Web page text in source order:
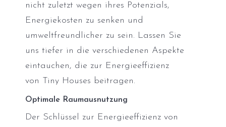
nicht zuletzt wegen ihres Potenzials,
Energiekosten zu senken und
umweltfreundlicher zu sein. Lassen Sie
uns tiefer in die verschiedenen Aspekte
eintauchen, die zur Energieeffizienz
von Tiny Houses beitragen.
Optimale Raumausnutzung
Der Schlüssel zur Energieeffizienz von